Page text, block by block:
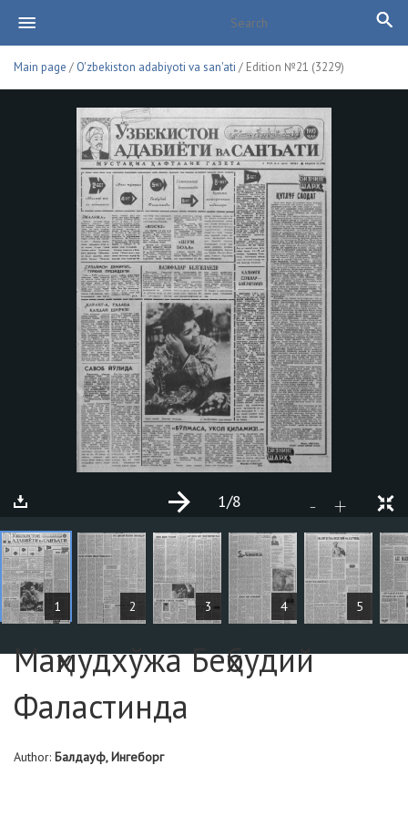
Main page / O'zbekiston adabiyoti va san'ati / Edition №21 (3229)
1 2 3 4 5
- +
1/8
Page №5
Маҳмудхўжа Беҳбудий
Фаластинда
Author: Балдауф, Ингеборг